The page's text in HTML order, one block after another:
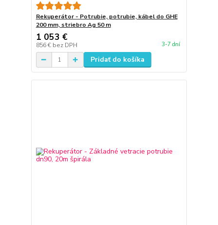
Rekuperátor - Potrubie, potrubie, kábel do GHE
200 mm, striebro Ag 50 m
1 053 €
856 € bez DPH 3-7 dní
Pridať do košíka